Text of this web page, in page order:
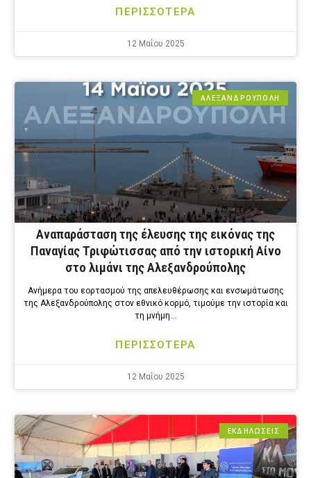
ΠΕΡΙΣΣΟΤΕΡΑ
12 Μαΐου 2025
ΑΛΕΞΑΝΔΡΟΎΠΟΛΗ
Αναπαράσταση της έλευσης της εικόνας της
Παναγίας Τριφώτισσας από την ιστορική Αίνο
στο λιμάνι της Αλεξανδρούπολης
Ανήμερα του εορτασμού της απελευθέρωσης και ενσωμάτωσης
της Αλεξανδρούπολης στον εθνικό κορμό, τιμούμε την ιστορία και
τη μνήμη…
ΠΕΡΙΣΣΟΤΕΡΑ
12 Μαΐου 2025
ΕΚΔΗΛΩΣΕΙΣ